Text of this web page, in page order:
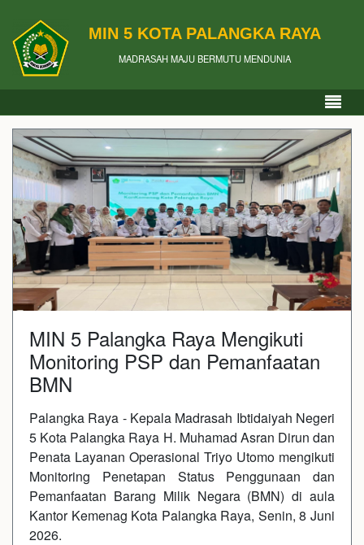
MIN 5 KOTA PALANGKA RAYA
MADRASAH MAJU BERMUTU MENDUNIA
MIN 5 Palangka Raya Mengikuti
Monitoring PSP dan Pemanfaatan
BMN
Palangka Raya - Kepala Madrasah Ibtidaiyah Negeri
5 Kota Palangka Raya H. Muhamad Asran Dirun dan
Penata Layanan Operasional Triyo Utomo mengikuti
Monitoring Penetapan Status Penggunaan dan
Pemanfaatan Barang Milik Negara (BMN) di aula
Kantor Kemenag Kota Palangka Raya, Senin, 8 Juni
2026.